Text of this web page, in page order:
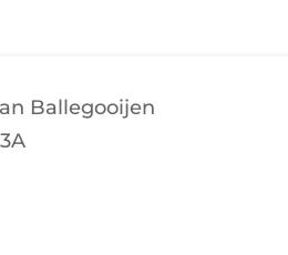
Ballegooijen